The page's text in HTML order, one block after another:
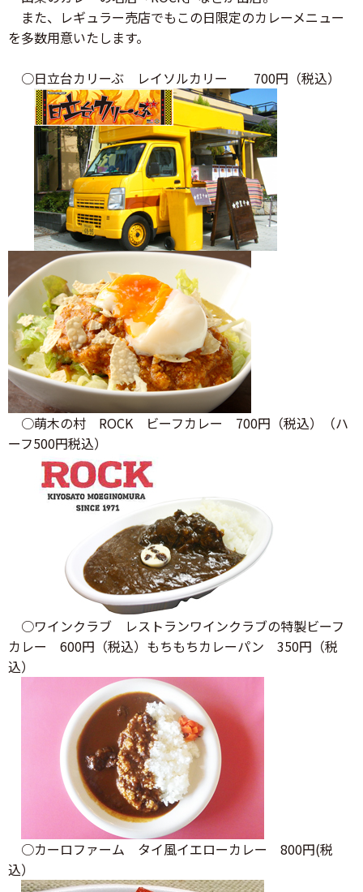
また、レギュラー売店でもこの日限定のカレーメニュー
を多数用意いたします。
○日立台カリーぶ レイソルカリー 700円（税込）
○萌木の村 ROCK ビーフカレー 700円（税込）（ハ
ーフ500円税込）
○ワインクラブ レストランワインクラブの特製ビーフ
カレー 600円（税込）もちもちカレーパン 350円（税
込）
○カーロファーム タイ風イエローカレー 800円(税
込）